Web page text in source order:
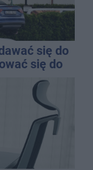
się do
się do